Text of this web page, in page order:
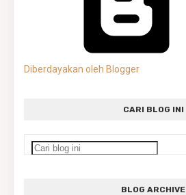
Diberdayakan oleh Blogger
CARI BLOG INI
BLOG ARCHIVE